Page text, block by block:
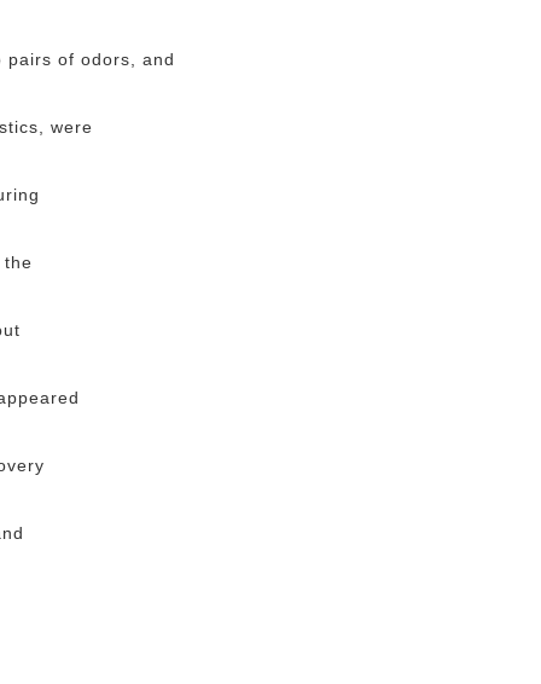
pairs of odors, and
were
the